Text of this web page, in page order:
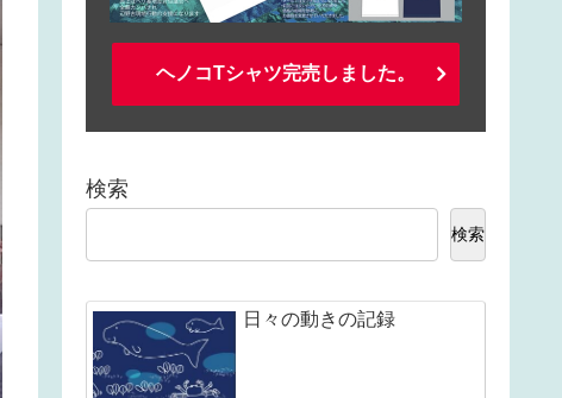
ヘノコTシャツ完売しました。
検索
検索
日々の動きの記録